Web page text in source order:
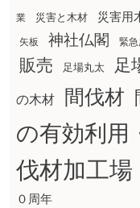
業 災害と木材 災害用
矢板 神社仏閣 緊
販売 足場丸太 足
の木材 間伐材
の有効利用
伐材加工
０周年